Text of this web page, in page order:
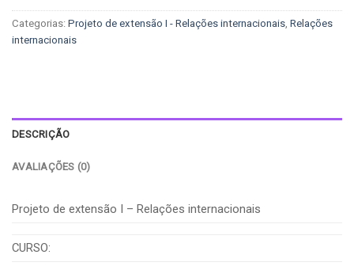
Categorias: Projeto de extensão I - Relações internacionais, Relações
internacionais
DESCRIÇÃO
AVALIAÇÕES (0)
Projeto de extensão I – Relações internacionais
CURSO: